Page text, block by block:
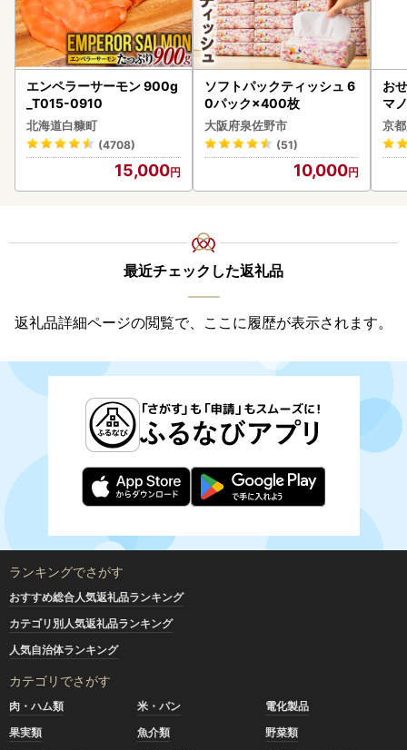
エンペラーサーモン 900g
_T015-0910
北海道白糠町
(4708)
15,000
ソフトパックティッシュ 6
0パック×400枚
大阪府泉佐野市
(51)
10,000
お
マ
京
最近チェックした返礼品
返礼品詳細ページの閲覧で、ここに履歴が表示されます。
ランキングでさがす
おすすめ総合人気返礼品ランキング
カテゴリ別人気返礼品ランキング
人気自治体ランキング
カテゴリでさがす
肉・ハム類 米・パン
電化製品
果実類
魚介類
野菜類